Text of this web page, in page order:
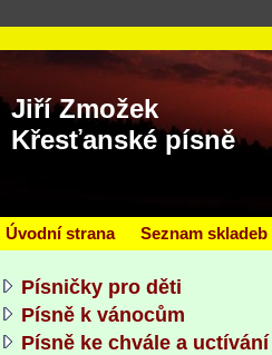
Jiří Zmožek
Křesťanské písně
Úvodní strana Seznam skladeb
Písničky pro děti
Písně k vánocům
Písně ke chvále a uctívání